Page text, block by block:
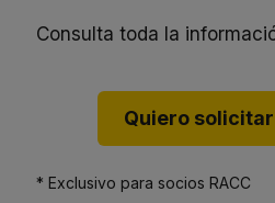
Consulta toda la
Quiero
* Exclusivo para socios RACC